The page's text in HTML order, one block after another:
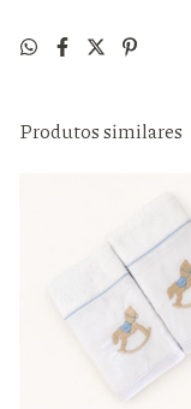
Produtos similares